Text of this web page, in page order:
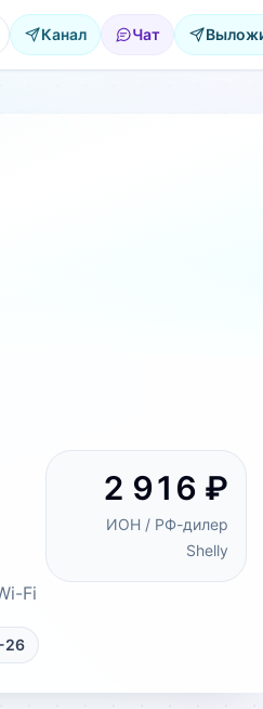
Канал Чат
Fi
2 916 ₽
ИОН / РФ-дилер
Shelly
26